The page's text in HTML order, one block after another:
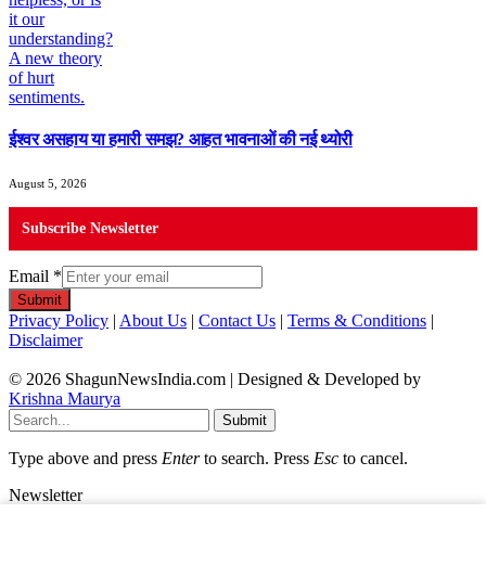
ईश्वर असहाय या हमारी समझ? आहत भावनाओं की नई थ्योरी
August 5, 2026
Subscribe Newsletter
Email *
Submit
Privacy Policy | About Us | Contact Us | Terms & Conditions |
Disclaimer
© 2026 ShagunNewsIndia.com | Designed & Developed by
Krishna Maurya
Submit
Type above and press Enterto search. Press Esc to cancel.
Newsletter